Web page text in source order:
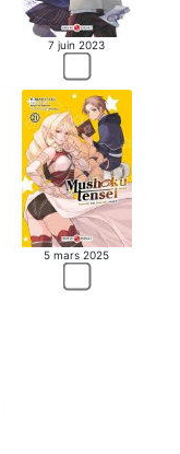
7 juin 2023
5 mars 2025